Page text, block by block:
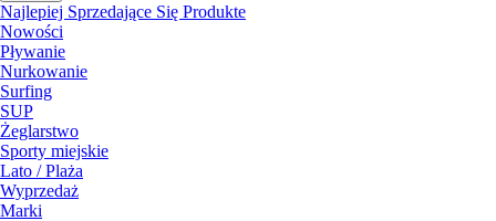
Najlepiej Sprzedające Się Produkte
Nowości
Pływanie
Nurkowanie
Surfing
SUP
Żeglarstwo
Sporty miejskie
Lato / Plaża
Wyprzedaż
Marki